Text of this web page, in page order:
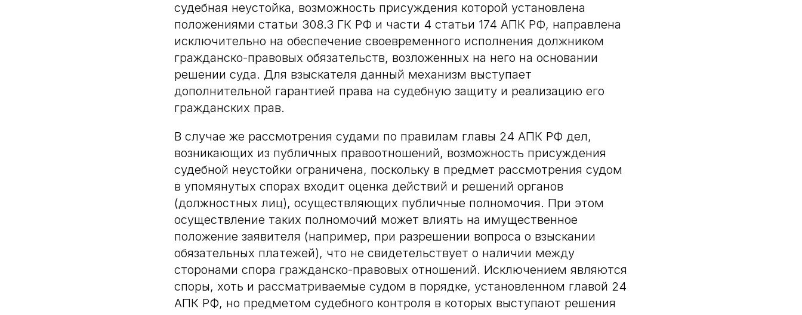
судебная неустойка, возможность присуждения которой установлена
положениями статьи 308.3 ГК РФ и части 4 статьи 174 АПК РФ, направлена
исключительно на обеспечение своевременного исполнения должником
гражданско-правовых обязательств, возложенных на него на основании
решении суда. Для взыскателя данный механизм выступает
дополнительной гарантией права на судебную защиту и реализацию его
гражданских прав.
В случае же рассмотрения судами по правилам главы 24 АПК РФ дел,
возникающих из публичных правоотношений, возможность присуждения
судебной неустойки ограничена, поскольку в предмет рассмотрения судом
в упомянутых спорах входит оценка действий и решений органов
(должностных лиц), осуществляющих публичные полномочия. При этом
осуществление таких полномочий может влиять на имущественное
положение заявителя (например, при разрешении вопроса о взыскании
обязательных платежей), что не свидетельствует о наличии между
сторонами спора гражданско-правовых отношений. Исключением являются
споры, хоть и рассматриваемые судом в порядке, установленном главой 24
АПК РФ, но предметом судебного контроля в которых выступают решения